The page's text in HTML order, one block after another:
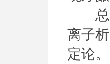
总而
离子
定论